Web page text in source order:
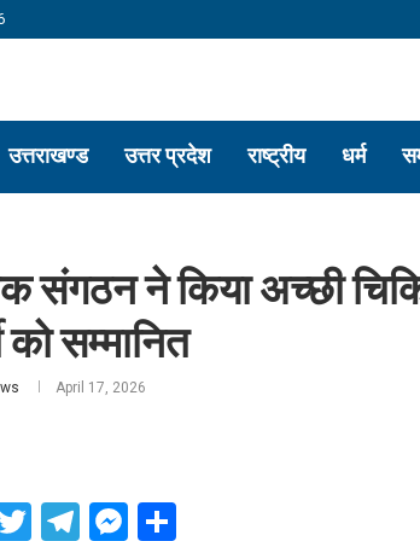
उत्तराखण्ड उत्तर प्रदेश राष्ट्रीय धर्म
संगठन ने किया अच्छी
को सम्मानित
April 17, 2026
Twitter
Telegram
Messenger